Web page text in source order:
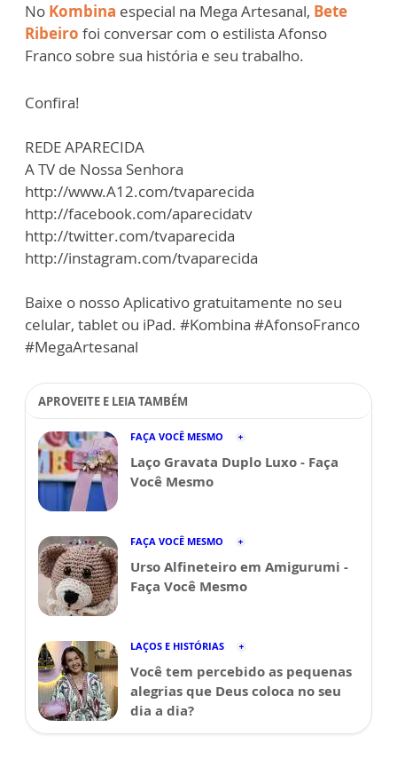
No Kombina especial na Mega Artesanal, Bete
Ribeiro foi conversar com o estilista Afonso
Franco sobre sua história e seu trabalho.
Confira!
REDE APARECIDA
A TV de Nossa Senhora
http://www.A12.com/tvaparecida
http://facebook.com/aparecidatv
http://twitter.com/tvaparecida
http://instagram.com/tvaparecida
Baixe o nosso Aplicativo gratuitamente no seu
celular, tablet ou iPad. #Kombina #AfonsoFranco
#MegaArtesanal
APROVEITE E LEIA TAMBÉM
FAÇA VOCÊ MESMO
Laço Gravata Duplo Luxo - Faça
Você Mesmo
FAÇA VOCÊ MESMO
Urso Alfineteiro em Amigurumi -
Faça Você Mesmo
LAÇOS E HISTÓRIAS
Você tem percebido as pequenas
alegrias que Deus coloca no seu
dia a dia?